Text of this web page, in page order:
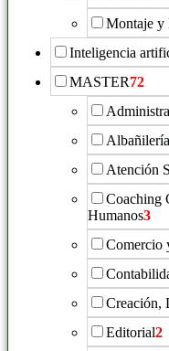
Montaje y
Inteligencia
MASTER72
Albañilería
Atención
Coaching
Humanos3
Comercio
Creación,
Editorial2